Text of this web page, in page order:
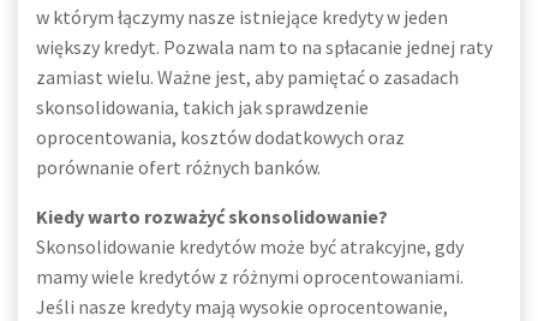
w którym łączymy nasze istniejące kredyty w jeden
większy kredyt. Pozwala nam to na spłacanie jednej raty
zamiast wielu. Ważne jest, aby pamiętać o zasadach
skonsolidowania, takich jak sprawdzenie
oprocentowania, kosztów dodatkowych oraz
porównanie ofert różnych banków.
Kiedy warto rozważyć skonsolidowanie?
Skonsolidowanie kredytów może być atrakcyjne, gdy
mamy wiele kredytów z różnymi oprocentowaniami.
Jeśli nasze kredyty mają wysokie oprocentowanie,